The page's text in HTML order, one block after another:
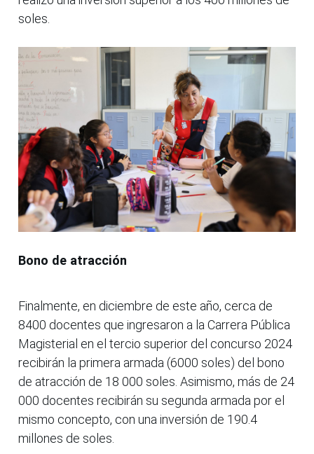
soles.
Bono de atracción
Finalmente, en diciembre de este año, cerca de
8400 docentes que ingresaron a la Carrera Pública
Magisterial en el tercio superior del concurso 2024
recibirán la primera armada (6000 soles) del bono
de atracción de 18 000 soles. Asimismo, más de 24
000 docentes recibirán su segunda armada por el
mismo concepto, con una inversión de 190.4
millones de soles.